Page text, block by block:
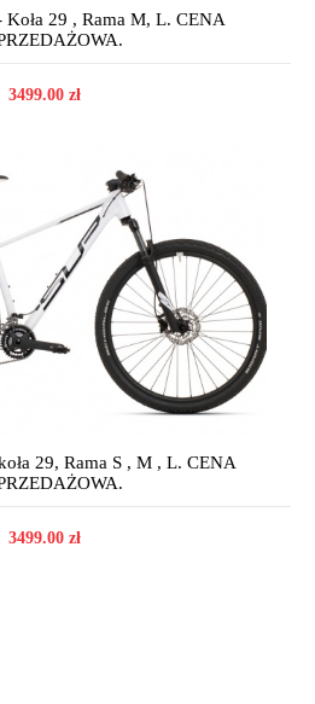
Koła 29 , Rama M, L. CENA
3499.00 zł
29, Rama S , M , L. CENA
3499.00 zł